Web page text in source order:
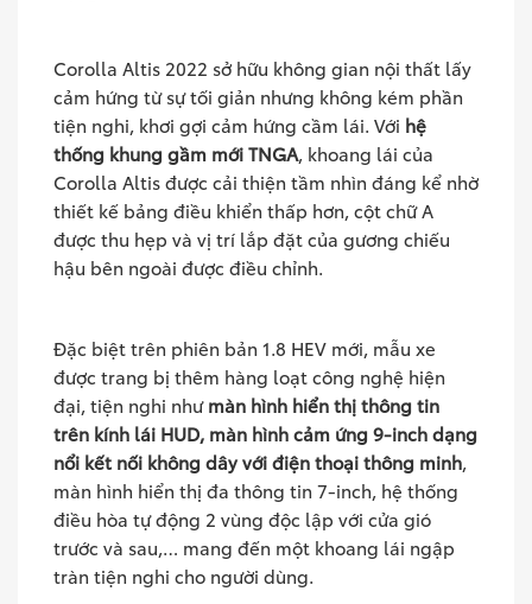
Corolla Altis 2022 sở hữu không gian nội thất lấy
cảm hứng từ sự tối giản nhưng không kém phần
tiện nghi, khơi gợi cảm hứng cầm lái. Với hệ
thống khung gầm mới TNGA, khoang lái của
Corolla Altis được cải thiện tầm nhìn đáng kể nhờ
thiết kế bảng điều khiển thấp hơn, cột chữ A
được thu hẹp và vị trí lắp đặt của gương chiếu
hậu bên ngoài được điều chỉnh.
Đặc biệt trên phiên bản 1.8 HEV mới, mẫu xe
được trang bị thêm hàng loạt công nghệ hiện
đại, tiện nghi nhưmàn hình hiển thị thông tin
trên kính lái HUD, màn hình cảm ứng 9-inch dạng
nổi kết nối không dây với điện thoại thông minh,
màn hình hiển thị đa thông tin 7-inch, hệ thống
điều hòa tự động 2 vùng độc lập với cửa gió
trước và sau,… mang đến một khoang lái ngập
tràn tiện nghi cho người dùng.